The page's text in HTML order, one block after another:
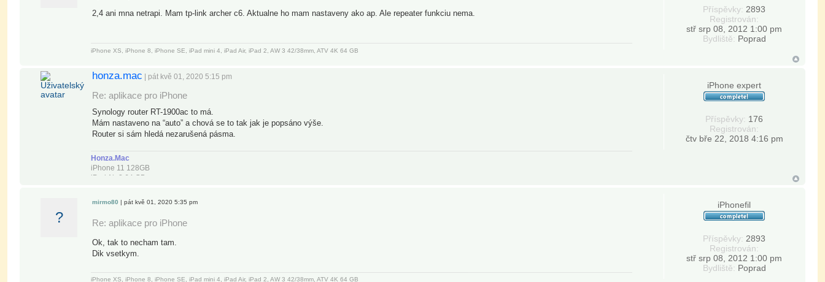
2,4 ani mna netrapi. Mam tp-link archer c6. Aktualne ho mam nastaveny ako ap. Ale repeater funkciu nema.
iPhone XS, iPhone 8, iPhone SE, iPad mini 4, iPad Air, iPad 2, AW 3 42/38mm, ATV 4K 64 GB
Příspěvky: 2893
Registrován:
stř srp 08, 2012 1:00 pm
Bydliště: Poprad
honza.mac | pát kvě 01, 2020 5:15 pm
Re: aplikace pro iPhone
Synology router RT-1900ac to má.
Mám nastaveno na “auto” a chová se to tak jak je popsáno výše.
Router si sám hledá nezarušená pásma.
Honza.Mac
iPhone 11 128GB
iPad Air 2 64 GB
USB 3.0 Extern. HDD LaCie Porsche design 1 TB
iPhone expert
Příspěvky: 176
Registrován:
čtv bře 22, 2018 4:16 pm
?
mirmo80 | pát kvě 01, 2020 5:35 pm
Re: aplikace pro iPhone
Ok, tak to necham tam.
Dik vsetkym.
iPhone XS, iPhone 8, iPhone SE, iPad mini 4, iPad Air, iPad 2, AW 3 42/38mm, ATV 4K 64 GB
iPhonefil
Příspěvky: 2893
Registrován:
stř srp 08, 2012 1:00 pm
Bydliště: Poprad